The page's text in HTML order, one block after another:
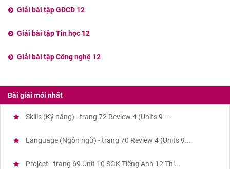
Giải bài tập GDCD 12
Giải bài tập Tin học 12
Giải bài tập Công nghệ 12
Bài giải mới nhất
Skills (Kỹ năng) - trang 72 Review 4 (Units 9 -...
Language (Ngôn ngữ) - trang 70 Review 4 (Units 9...
Project - trang 69 Unit 10 SGK Tiếng Anh 12 Thí...